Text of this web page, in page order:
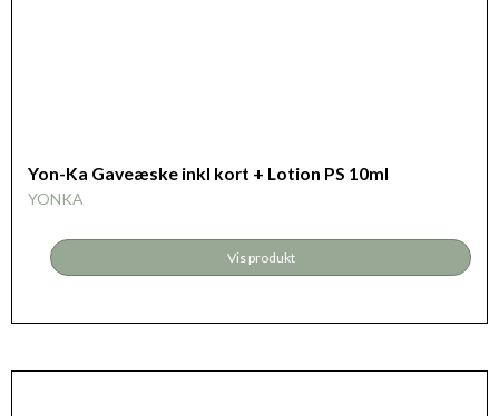
Yon-Ka Gaveæske inkl kort + Lotion PS 10ml
YONKA
Vis produkt